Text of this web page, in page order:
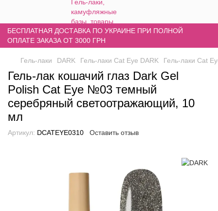
БЕСПЛАТНАЯ ДОСТАВКА ПО УКРАИНЕ ПРИ ПОЛНОЙ
ОПЛАТЕ ЗАКАЗА ОТ 3000 ГРН
Гель-лаки DARK Гель-лаки Cat Eye DARK Гель-лаки Cat
Гель-лак кошачий глаз Dark Gel
Polish Cat Eye №03 темный
серебряный светоотражающий, 10
мл
Артикул: DCATEYE0310 Оставить отзыв